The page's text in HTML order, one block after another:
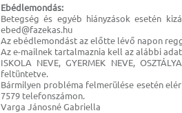
Ebédlemondás:
Betegség és egyéb hiányzások esetén
ebed@fazekas.hu
Az ebédlemondást az előtte lévő napon
Az e-mailnek tartalmaznia kell az alábbi
ISKOLA NEVE, GYERMEK NEVE,
feltüntetve.
Bármilyen probléma felmerülése esetén
7579 telefonszámon.
Varga Jánosné Gabriella